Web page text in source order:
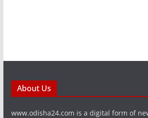
About Us
www.odisha24.com is a digital form of